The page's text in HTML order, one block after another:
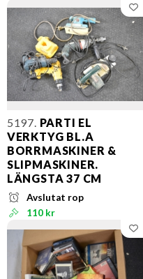
5197. PARTI EL
VERKTYG BL.A
BORRMASKINER &
SLIPMASKINER.
LÄNGSTA 37 CM
Avslutat rop
110 kr